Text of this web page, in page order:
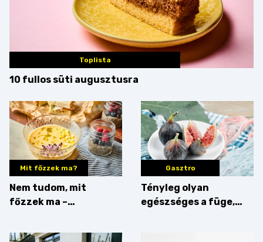
Toplista
10 fullos süti augusztusra
Mit főzzek ma?
Nem tudom, mit
főzzek ma –
Gasztro
Tényleg olyan
egészséges a füge,